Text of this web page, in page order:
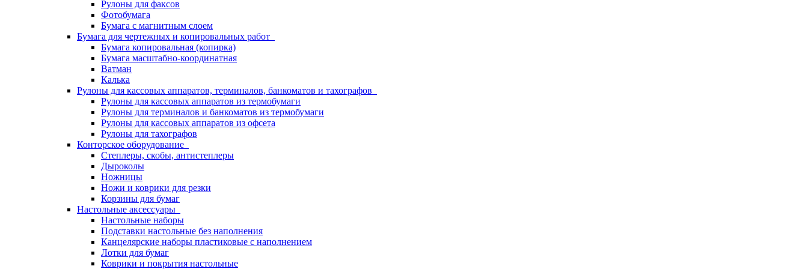
Рулоны для факсов
Фотобумага
Бумага с магнитным слоем
Бумага для чертежных и копировальных работ
Бумага копировальная (копирка)
Бумага масштабно-координатная
Ватман
Калька
Рулоны для кассовых аппаратов, терминалов, банкоматов и тахографов
Рулоны для кассовых аппаратов из термобумаги
Рулоны для терминалов и банкоматов из термобумаги
Рулоны для кассовых аппаратов из офсета
Рулоны для тахографов
Конторское оборудование
Степлеры, скобы, антистеплеры
Дыроколы
Ножницы
Ножи и коврики для резки
Корзины для бумаг
Настольные аксессуары
Настольные наборы
Подставки настольные без наполнения
Канцелярские наборы пластиковые с наполнением
Лотки для бумаг
Коврики и покрытия настольные